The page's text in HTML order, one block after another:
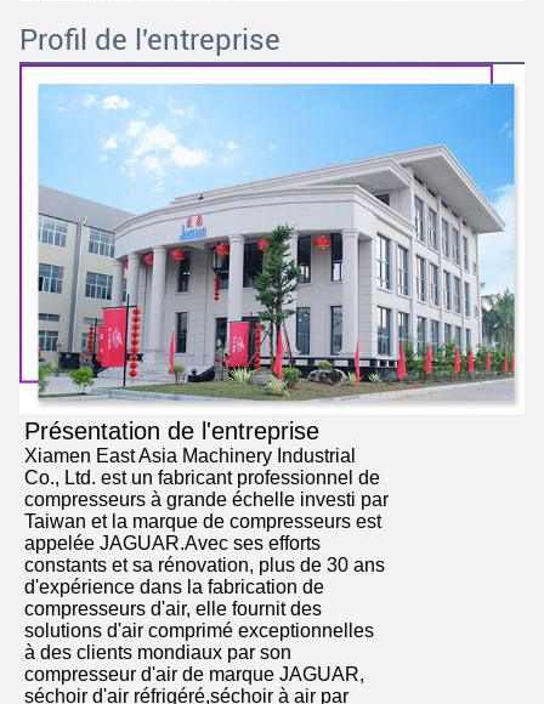
Profil de l'entreprise
Présentation de l'entreprise
Xiamen East Asia Machinery Industrial
Co., Ltd. est un fabricant professionnel de
compresseurs à grande échelle investi par
Taiwan et la marque de compresseurs est
appelée JAGUAR.Avec ses efforts
constants et sa rénovation, plus de 30 ans
d'expérience dans la fabrication de
compresseurs d'air, elle fournit des
solutions d'air comprimé exceptionnelles
à des clients mondiaux par son
compresseur d'air de marque JAGUAR,
séchoir d'air réfrigéré,séchoir à air par